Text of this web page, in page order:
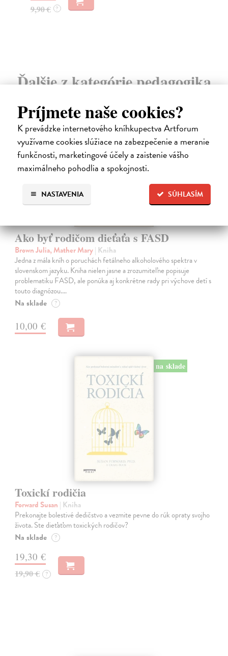
Príjmete naše cookies?
K prevádzke internetového kníhkupectva Artforum
využívame cookies slúžiace na zabezpečenie a meranie
funkčnosti, marketingové účely a zaistenie vášho
maximálneho pohodlia a spokojnosti.
SÚHLASÍM
NASTAVENIA
9,90 € ?
Ďalšie z kategórie pedagogika
na sklade
Ako byť rodičom dieťaťa s FASD
Brown Julia, Mather Mary| Kniha
Jedna z mála kníh o poruchách fetálneho alkoholového spektra v
slovenskom jazyku. Kniha nielen jasne a zrozumiteľne popisuje
problematiku FASD, ale ponúka aj konkrétne rady pri výchove detí s
touto diagnózou.…
Na sklade ?
10,00 €
na sklade
Toxickí rodičia
Forward Susan | Kniha
Prekonajte bolestivé dedičstvo a vezmite pevne do rúk opraty svojho
života. Ste dieťaťom toxických rodičov?
Na sklade ?
19,30 €
19,90 € ?